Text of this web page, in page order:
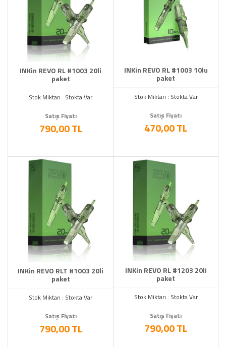
INKin REVO RL #1003 20li
paket
Stok Miktarı : Stokta Var
Satış Fiyatı
790,00 TL
INKin REVO RL #1003 10lu
paket
Stok Miktarı : Stokta Var
Satış Fiyatı
470,00 TL
INKin REVO RLT #1003 20li
paket
Stok Miktarı : Stokta Var
Satış Fiyatı
790,00 TL
INKin REVO RL #1203 20li
paket
Stok Miktarı : Stokta Var
Satış Fiyatı
790,00 TL